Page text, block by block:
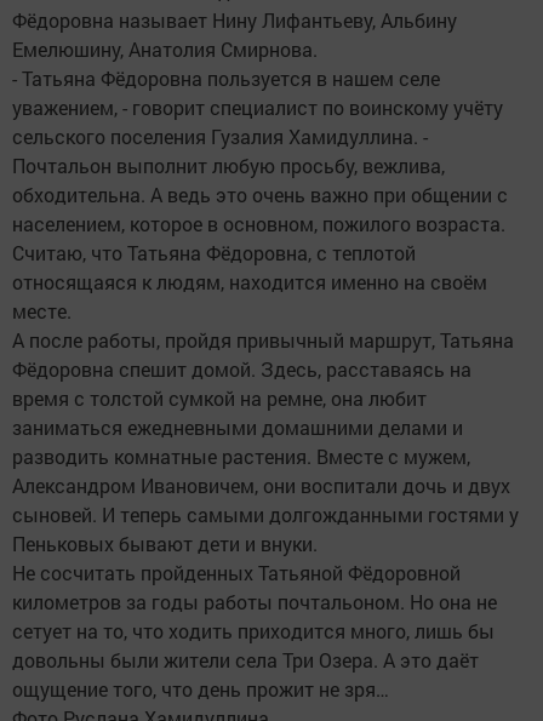
Фёдоровна называет Нину Лифантьеву, Альбину
Емелюшину, Анатолия Смирнова.
- Татьяна Фёдоровна пользуется в нашем селе
уважением, - говорит специалист по воинскому учёту
сельского поселения Гузалия Хамидуллина. -
Почтальон выполнит любую просьбу, вежлива,
обходительна. А ведь это очень важно при общении с
населением, которое в основном, пожилого возраста.
Считаю, что Татьяна Фёдоровна, с теплотой
относящаяся к людям, находится именно на своём
месте.
А после работы, пройдя привычный маршрут, Татьяна
Фёдоровна спешит домой. Здесь, расставаясь на
время с толстой сумкой на ремне, она любит
заниматься ежедневными домашними делами и
разводить комнатные растения. Вместе с мужем,
Александром Ивановичем, они воспитали дочь и двух
сыновей. И теперь самыми долгожданными гостями у
Пеньковых бывают дети и внуки.
Не сосчитать пройденных Татьяной Фёдоровной
километров за годы работы почтальоном. Но она не
сетует на то, что ходить приходится много, лишь бы
довольны были жители села Три Озера. А это даёт
ощущение того, что день прожит не зря…